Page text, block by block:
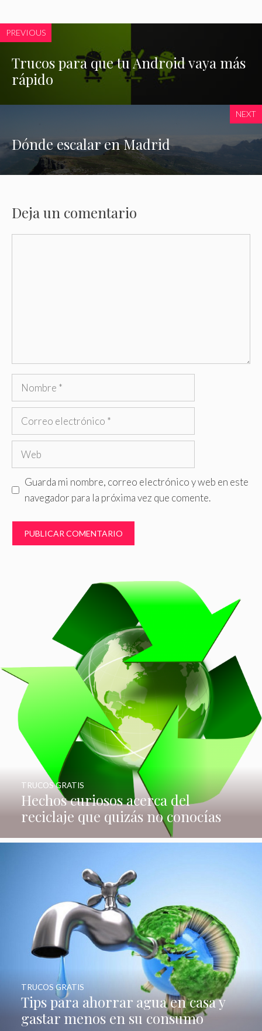
PREVIOUS
Trucos para que tu Android vaya más
rápido
NEXT
Dónde escalar en Madrid
Deja un comentario
Nombre
Correo
Web
Guarda mi nombre, correo electrónico y web en este
navegador para la próxima vez que comente.
Hechos curiosos acerca del
reciclaje que quizás no conocías
TRUCOS GRATIS
Tips para ahorrar agua en casa y
gastar menos en su consumo
TRUCOS GRATIS